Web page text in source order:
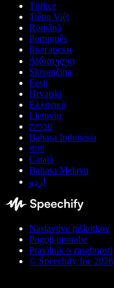
Türkçe
Tiếng Việt
Română
Português
Български
ქართული
Slovenčina
Eesti
Hrvatski
Ελληνικά
Lietuvių
עברית
Bahasa Indonesia
বাংলা
Català
Bahasa Melayu
اردو
Nastavitve piškotkov
Pogoji uporabe
Pravilnik o zasebnosti
© Speechify Inc 2026